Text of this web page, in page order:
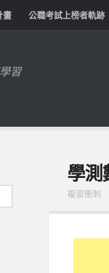
畫 公職考試上榜者軌跡
習
學測
複習衝刺